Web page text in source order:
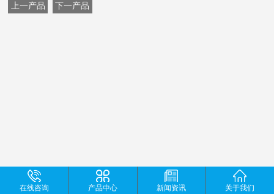
上一产品 下一产品
在线咨询 产品中心 新闻资讯 关于我们